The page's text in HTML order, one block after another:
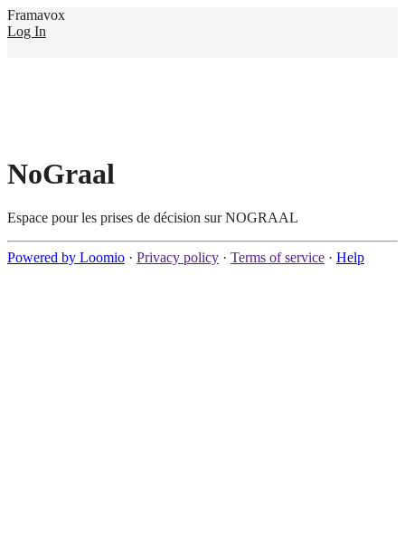
Framavox
Log In
NoGraal
Espace pour les prises de décision sur NOGRAAL
Powered by Loomio · Privacy policy · Terms of service · Help